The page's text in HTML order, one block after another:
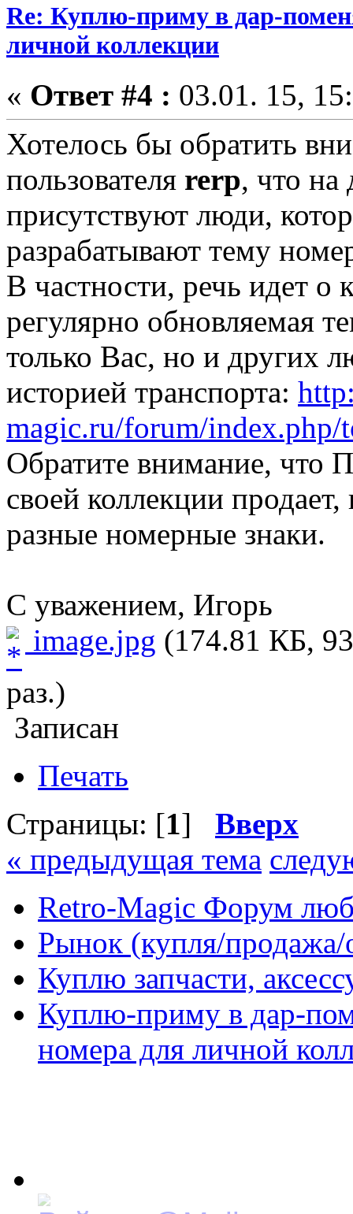
Re: Куплю-приму в дар-
личной коллекции
« Ответ #4 : 03.01. 15,
Хотелось бы обратить
пользователя rerp, что
присутствуют люди,
разрабатывают тему
В частности, речь идет о
регулярно обновляемая
только Вас, но и других
историей транспорта:
magic.ru/forum/
Обратите внимание, что
своей коллекции
разные номерные знаки.
С уважением, Игорь
image.jpg (174.81 КБ,
раз.)
Записан
Печать
Страницы: [1] Вверх
« предыдущая тема
Retro-Magic Форум
Рынок (купля/продажа/
Куплю запчасти,
Куплю-приму в дар-
номера для личной